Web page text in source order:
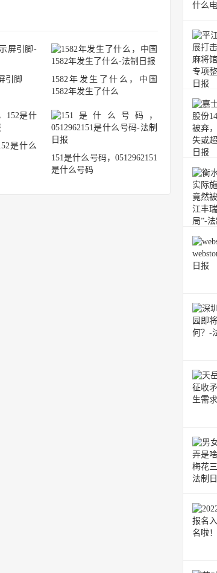
引脚
1582年发生了什么，中国
1582年发生了什么
是什么
151是什么号码，0512962151
是什么号码